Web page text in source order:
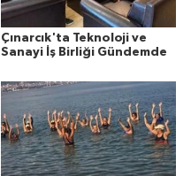
Çınarcık'ta Teknoloji ve
Sanayi İş Birliği Gündemde